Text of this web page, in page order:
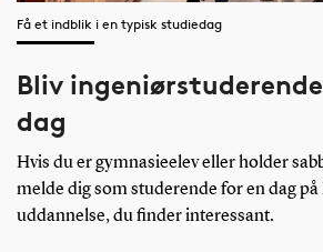
Få et indblik i en typisk studiedag
Bliv
dag
Hvis du er gymnasieelev eller holder
melde dig som studerende for en dag
uddannelse, du finder interessant.